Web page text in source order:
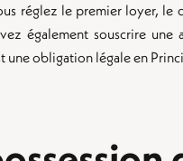
réglez le premier loyer, le
également souscrire une
une obligation légale en